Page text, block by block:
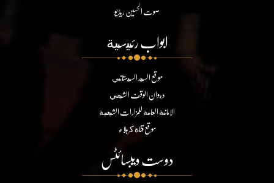
صوت الحسین ریڈیو
ابواب رئيسية
موقع السيد السيستاني
ديوان الوقف الشيعي
الامانة العامة للمزارات الشيعية
موقع قناة كربلاء
دوست ویبسائٹس